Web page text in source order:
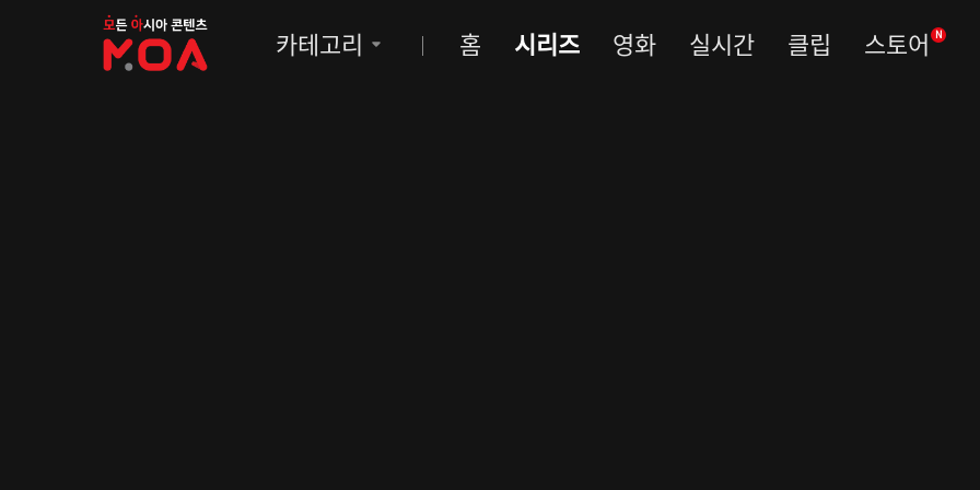
MOA
카테고리 홈 시리즈 영화 실시간 클립 스토어 N